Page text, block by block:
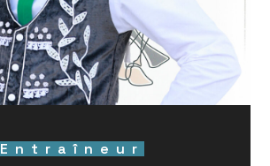
Entraîneur